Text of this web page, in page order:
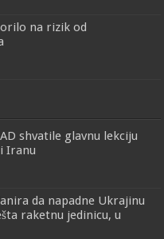
na rizik od
shvatile glavnu lekciju
Iranu
da napadne Ukrajinu
raketnu jedinicu, u